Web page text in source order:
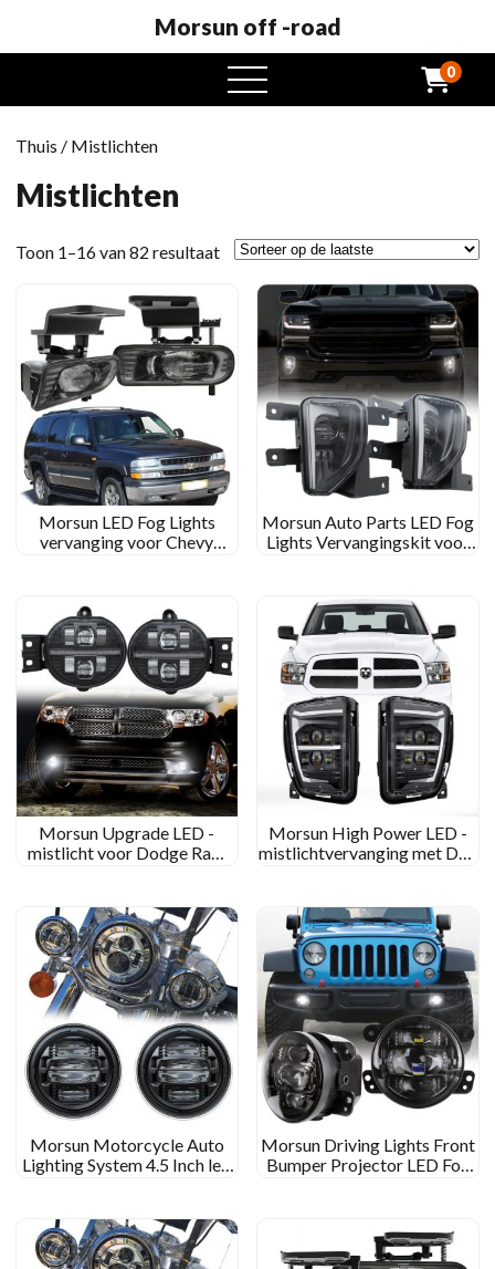
Morsun off -road
Open
het
0
Thuis / Mistlichten
Mistlichten
Toon 1–16 van 82 resultaatGesorteerd
laatste
moment
Morsun LED Fog Lights
vervanging voor Chevy
Morsun Auto Parts LED Fog
Lights Vervangingskit voor
2018
Morsun Upgrade LED -
mistlicht voor Dodge Ram
passeren licht
Morsun High Power LED -
mistlichtvervanging met DRL
Morsun Motorcycle Auto
Lighting System 4.5 Inch led
Classic
Morsun Driving Lights Front
Bumper Projector LED Fog